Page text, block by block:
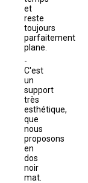
et
reste
toujours
parfaitement
plane.
C'est
un
support
très
esthétique,
que
nous
proposons
en
dos
noir
mat.